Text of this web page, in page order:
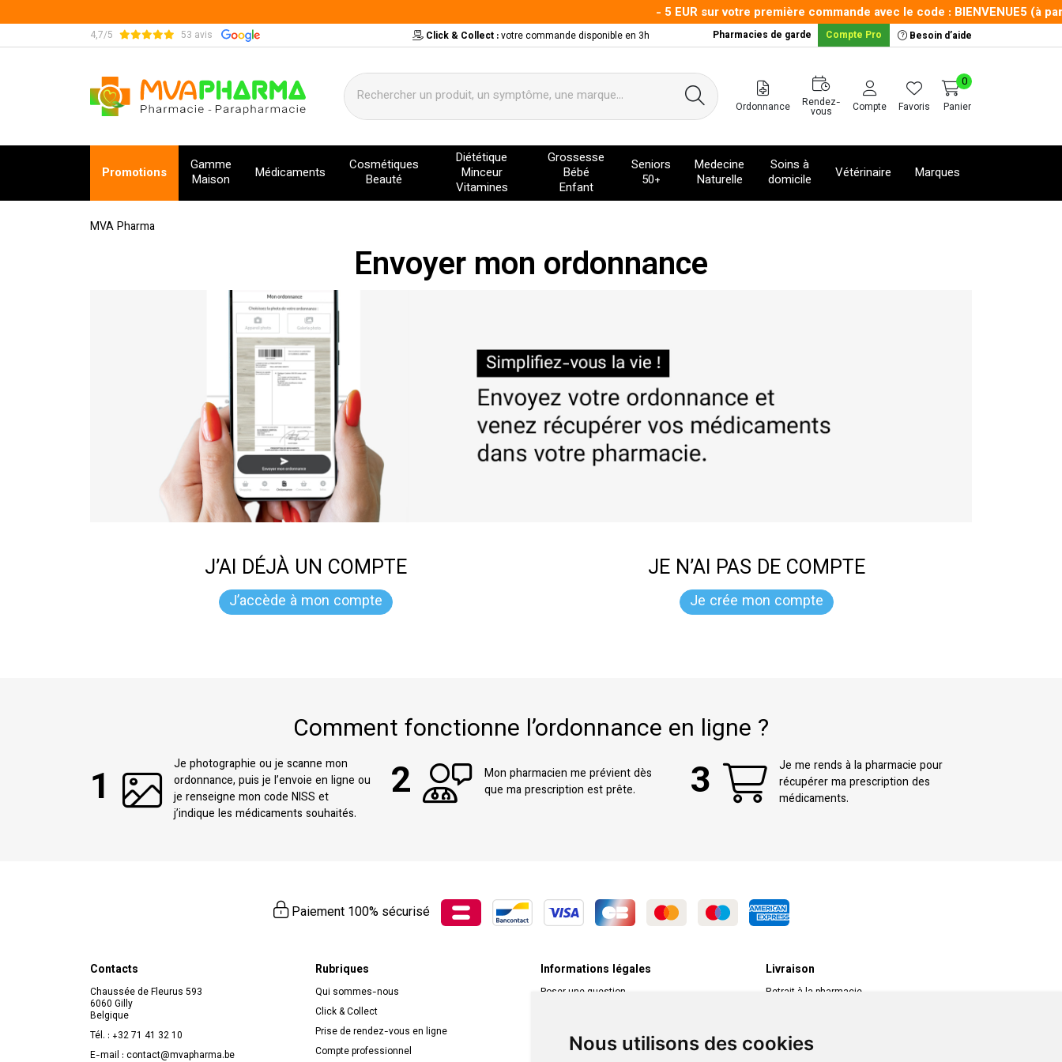
Nous utilisons des cookies
- 5 EUR sur votre première commande avec le code : BIENVENUE5 (à
4,7/5 53 avis Click & Collect :votre commande disponible en 3h Pharmacies de garde Compte Pro Besoin d’aide
MVA Pharma Votre pharmacie en ligne à votre service Ordonnance Rendez-
vous Compte Favoris Panier
0
Promotions
Gamme
Maison
Médicaments
Cosmétiques
Beauté
Diététique
Minceur
Vitamines
Grossesse
Bébé
Enfant
Seniors
50+
Medecine
Naturelle
Soins à
domicile
Vétérinaire Marques
MVA Pharma
Envoyer mon ordonnance
J’AI DÉJÀ UN COMPTE
J’accède à mon compte
JE N’AI PAS DE COMPTE
Je crée mon compte
Comment fonctionne l’ordonnance en ligne ?
1
Je photographie ou je scanne mon
ordonnance, puis je l’envoie en ligne ou
je renseigne mon code NISS et
j’indique les médicaments souhaités.
2
Mon pharmacien me prévient dès
que ma prescription est prête.
3
Je me rends à la pharmacie pour
récupérer ma prescription des
médicaments.
Paiement 100% sécurisé
Contacts
Chaussée de Fleurus 593
6060 Gilly
Belgique
Tél. : +32 71 41 32 10
E-mail : contact@mvapharma.be
Rubriques
Qui sommes-nous
Click & Collect
Prise de rendez-vous en ligne
Compte professionnel
Informations légales
Poser une question
Livraison
Retrait à la pharmacie
Livraison dans un Point Relais